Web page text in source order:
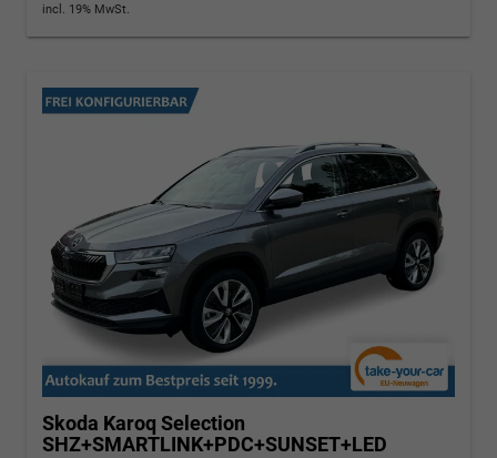
incl. 19% MwSt.
Skoda Karoq Selection
SHZ+SMARTLINK+PDC+SUNSET+LED